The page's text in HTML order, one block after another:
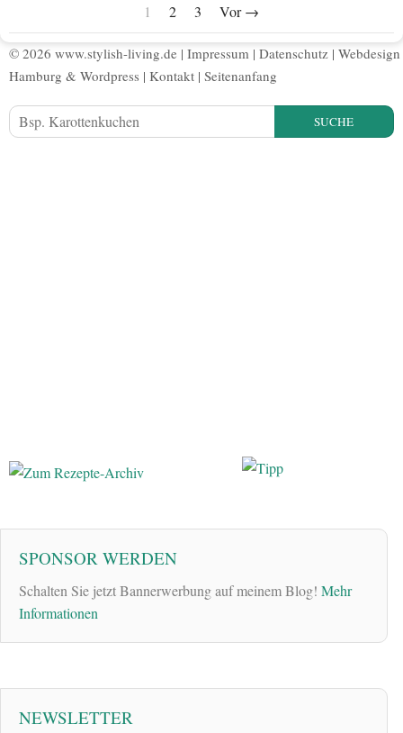
1 2 3 Vor →
© 2026 www.stylish-living.de | Impressum | Datenschutz | Webdesign
Hamburg & Wordpress | Kontakt | Seitenanfang
SUCHE
SPONSOR WERDEN
Schalten Sie jetzt Bannerwerbung auf meinem Blog! Mehr
Informationen
NEWSLETTER